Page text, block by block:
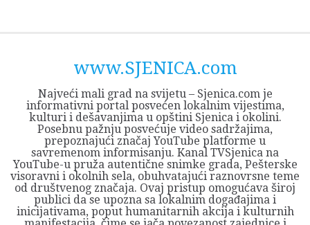
www.SJENICA.com
Najveći mali grad na svijetu – Sjenica.com je
informativni portal posvećen lokalnim vijestima,
kulturi i dešavanjima u opštini Sjenica i okolini.
Posebnu pažnju posvećuje video sadržajima,
prepoznajući značaj YouTube platforme u
savremenom informisanju. Kanal TVSjenica na
YouTube-u pruža autentične snimke grada, Pešterske
visoravni i okolnih sela, obuhvatajući raznovrsne teme
od društvenog značaja. Ovaj pristup omogućava široj
publici da se upozna sa lokalnim događajima i
inicijativama, poput humanitarnih akcija i kulturnih